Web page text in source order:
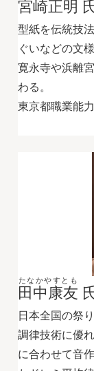
宮崎正明
型紙を伝統技
ぐいなどの文
寛永寺や浜離
わる。
東京都職業能
田中康友
たなかやすとも
日本全国の祭
調律技術に優
に合わせて音